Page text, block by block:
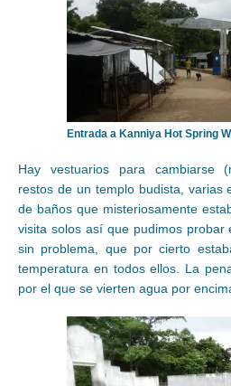
Entrada a Kanniya Hot Spring
Hay vestuarios para cambiarse
restos de un templo budista, varias
de baños que misteriosamente
visita solos así que pudimos probar
sin problema, que por cierto
temperatura en todos ellos. La
por el que se vierten agua por